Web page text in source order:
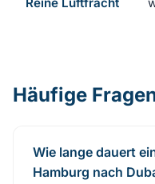
Reine Luftfracht
Häufige
Wie lange dauert
Hamburg nach